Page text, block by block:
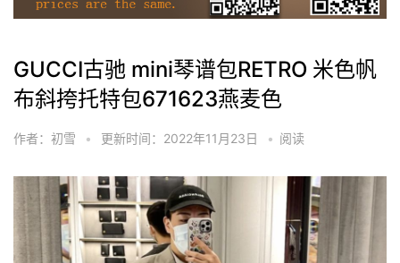
GUCCI古驰 mini琴谱包RETRO 米色帆
布斜挎托特包671623燕麦色
作者：初雪 • 更新时间：2022年11月23日 • 阅读